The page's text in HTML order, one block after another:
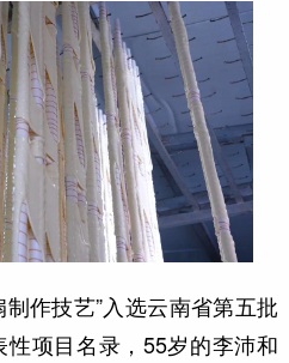
作技艺”入选云南省第五批
项目名录，55岁的李沛和